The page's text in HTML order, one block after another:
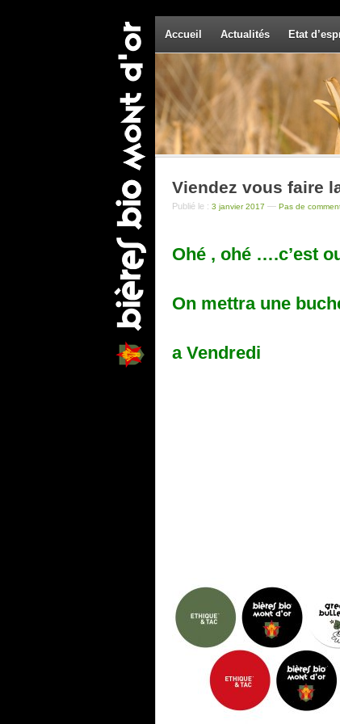
Accueil Actualités Etat
Viendez vous faire
Publié le : 3 janvier 2017 — Pas de
Ohé , ohé ….c’est
On mettra une
a Vendredi